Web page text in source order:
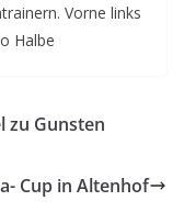
Vorne links
Halbe
zu Gunsten
Cup in Altenhof